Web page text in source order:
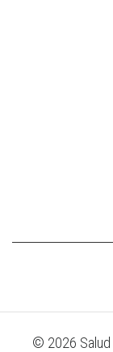
© 2026 Salud